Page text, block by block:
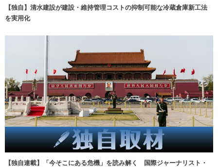
【独自】清水建設が建設・維持管理コストの抑制可能な冷蔵倉庫新工法
を実用化
【独自連載】「今そこにある危機」を読み解く 国際ジャーナリスト・